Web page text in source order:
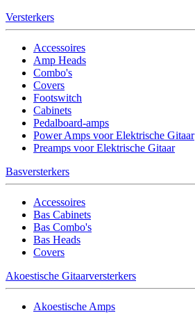
Versterkers
Accessoires
Amp Heads
Combo's
Covers
Footswitch
Cabinets
Pedalboard-amps
Power Amps voor Elektrische Gitaar
Preamps voor Elektrische Gitaar
Basversterkers
Accessoires
Bas Cabinets
Bas Combo's
Bas Heads
Covers
Akoestische Gitaarversterkers
Akoestische Amps